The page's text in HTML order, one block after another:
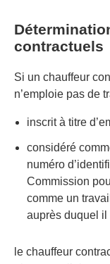
contractuels
Si un chauffeur
n’emploie pas de
inscrit à titre
considéré
numéro
Commission
comme un
auprès duquel il
le chauffeur